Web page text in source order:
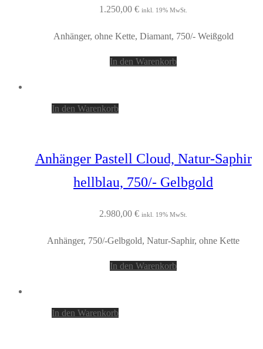
1.250,00 € inkl. 19% MwSt.
Anhänger, ohne Kette, Diamant, 750/- Weißgold
In den Warenkorb
In den Warenkorb
Anhänger Pastell Cloud, Natur-Saphir
hellblau, 750/- Gelbgold
2.980,00 € inkl. 19% MwSt.
Anhänger, 750/-Gelbgold, Natur-Saphir, ohne Kette
In den Warenkorb
In den Warenkorb